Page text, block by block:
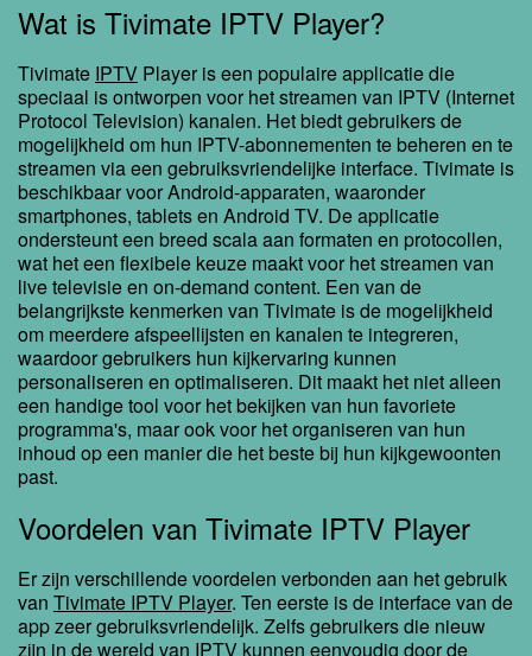
Wat is Tivimate IPTV Player?
Tivimate IPTV Player is een populaire applicatie die
speciaal is ontworpen voor het streamen van IPTV (Internet
Protocol Television) kanalen. Het biedt gebruikers de
mogelijkheid om hun IPTV-abonnementen te beheren en te
streamen via een gebruiksvriendelijke interface. Tivimate is
beschikbaar voor Android-apparaten, waaronder
smartphones, tablets en Android TV. De applicatie
ondersteunt een breed scala aan formaten en protocollen,
wat het een flexibele keuze maakt voor het streamen van
live televisie en on-demand content. Een van de
belangrijkste kenmerken van Tivimate is de mogelijkheid
om meerdere afspeellijsten en kanalen te integreren,
waardoor gebruikers hun kijkervaring kunnen
personaliseren en optimaliseren. Dit maakt het niet alleen
een handige tool voor het bekijken van hun favoriete
programma's, maar ook voor het organiseren van hun
inhoud op een manier die het beste bij hun kijkgewoonten
past.
Voordelen van Tivimate IPTV Player
Er zijn verschillende voordelen verbonden aan het gebruik
van Tivimate IPTV Player. Ten eerste is de interface van de
app zeer gebruiksvriendelijk. Zelfs gebruikers die nieuw
zijn in de wereld van IPTV kunnen eenvoudig door de